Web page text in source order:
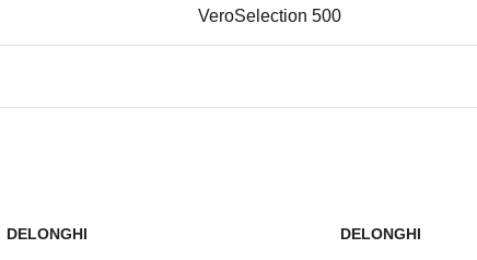
VeroSelection 500
DELONGHI DELONGHI